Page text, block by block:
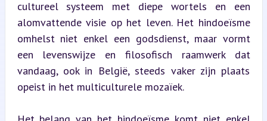
cultureel systeem met diepe wortels en een
alomvattende visie op het leven. Het hindoeïsme
omhelst niet enkel een godsdienst, maar vormt
een levenswijze en filosofisch raamwerk dat
vandaag, ook in België, steeds vaker zijn plaats
opeist in het multiculturele mozaïek.